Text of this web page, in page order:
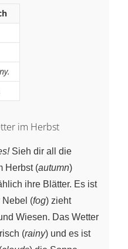
im Herbst
Sieh dir all die
Herbst (autumn)
ihre Blätter. Es ist
Nebel (fog) zieht
Wiesen. Das Wetter
(rainy) und es ist